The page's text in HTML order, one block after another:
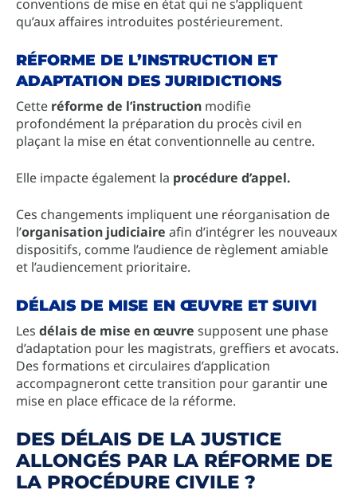
conventions de mise en état qui ne s’appliquent
qu’aux affaires introduites postérieurement.
RÉFORME DE L’INSTRUCTION ET
ADAPTATION DES JURIDICTIONS
Cette réforme de l’instruction modifie
profondément la préparation du procès civil en
plaçant la mise en état conventionnelle au centre.
Elle impacte également la procédure d’appel.
Ces changements impliquent une réorganisation de
l’organisation judiciaire afin d’intégrer les nouveaux
dispositifs, comme l’audience de règlement amiable
et l’audiencement prioritaire.
DÉLAIS DE MISE EN ŒUVRE ET SUIVI
Les délais de mise en œuvre supposent une phase
d’adaptation pour les magistrats, greffiers et avocats.
Des formations et circulaires d’application
accompagneront cette transition pour garantir une
mise en place efficace de la réforme.
DES DÉLAIS DE LA JUSTICE
ALLONGÉS PAR LA RÉFORME DE
LA PROCÉDURE CIVILE ?